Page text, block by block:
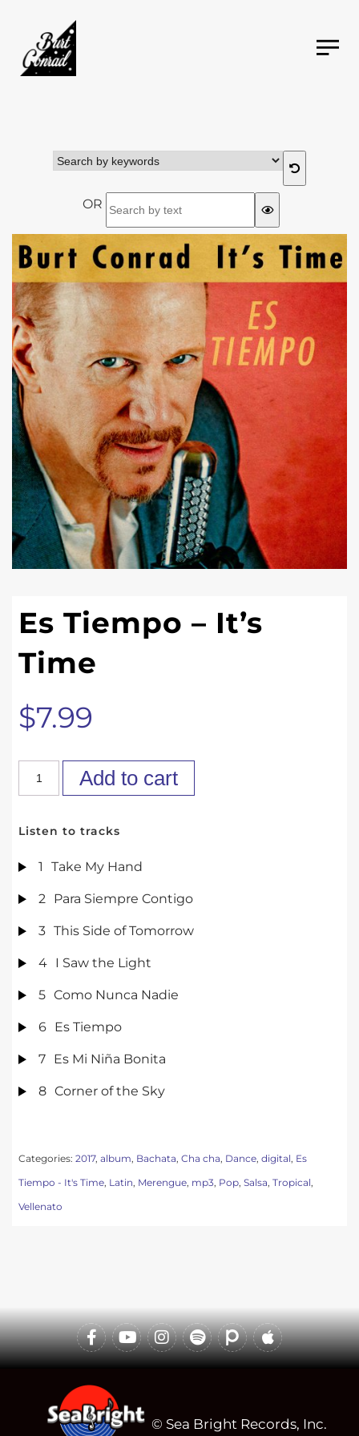
Es Tiempo – It’s
Time
$7.99
Add to cart
Listen to tracks
1 Take My Hand
2 Para Siempre Contigo
3 This Side of Tomorrow
4 I Saw the Light
5 Como Nunca Nadie
6 Es Tiempo
7 Es Mi Niña Bonita
8 Corner of the Sky
Categories:2017,album, Bachata,Cha cha, Dance,digital, Es
Tiempo - It's Time, Latin, Merengue, mp3, Pop,Salsa,Tropical,
Vellenato
© Sea Bright Records, Inc.